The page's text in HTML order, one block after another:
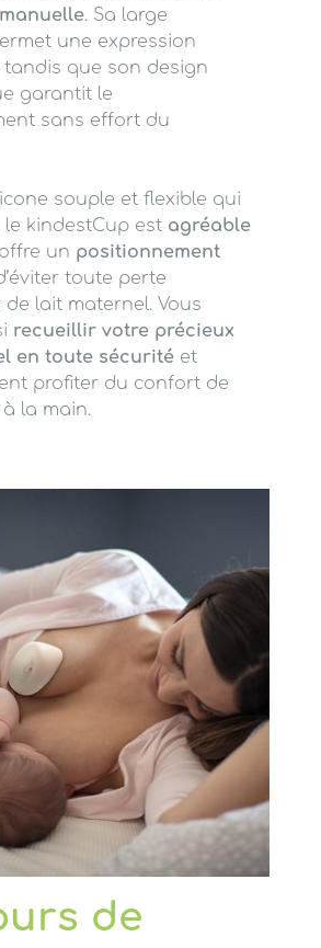
. Sa large
une expression
que son design
garantit le
sans effort du
souple et flexible qui
le kindestCup est agréable
un positionnement
toute perte
de lait maternel. Vous
recueillir votre précieux
en toute sécuritéet
profiter du confort de
à la main.
de